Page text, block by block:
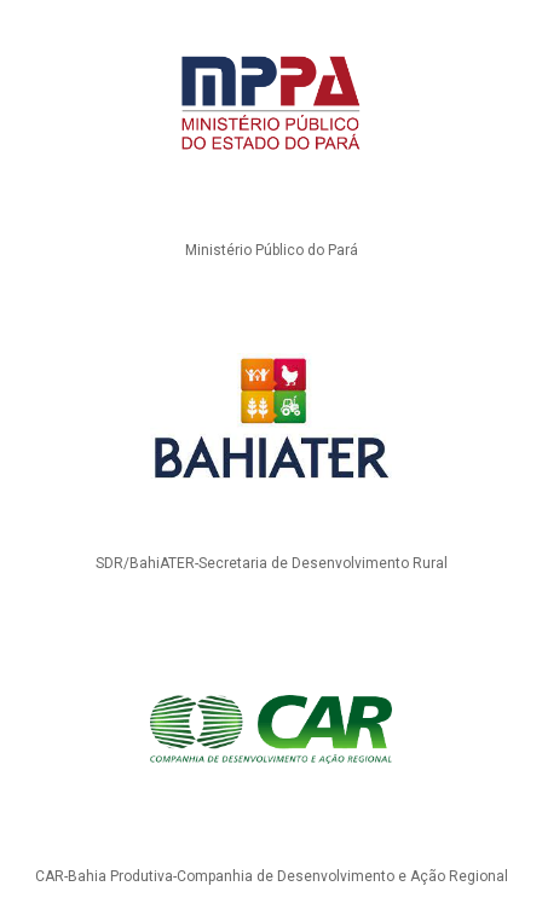
Ministério Público do Pará
SDR/BahiATER-Secretaria de Desenvolvimento Rural
CAR-Bahia Produtiva-Companhia de Desenvolvimento e Ação Regional